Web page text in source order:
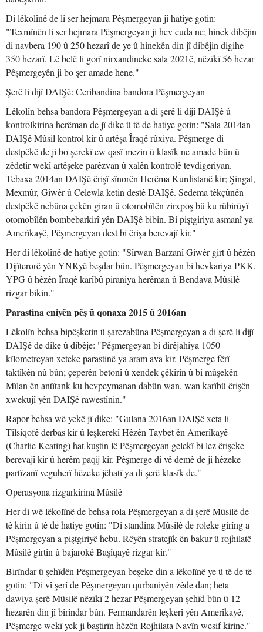
Di lêkolînê de li ser hejmara Pêşmergeyan jî hatiye gotin:
"Texmînên li ser hejmara Pêşmergeyan ji hev cuda ne; hinek dibêjin
di navbera 190 û 250 hezarî de ye û hinekên din jî dibêjin digihe
350 hezarî. Lê belê li gorî nirxandineke sala 2021ê, nêzîkî 56 hezar
Pêşmergeyên ji bo şer amade hene."
Şerê li dijî DAIŞê: Ceribandina bandora Pêşmergeyan
Lêkolîn behsa bandora Pêşmergeyan a di şerê li dijî DAIŞê û
kontrolkirina herêman de jî dike û tê de hatiye gotin: "Sala 2014an
DAIŞê Mûsil kontrol kir û artêşa Îraqê rûxiya. Pêşmerge di
destpêkê de ji bo şerekî ew qasî mezin û klasîk ne amade bûn û
zêdetir wekî artêşeke parêzvan û xalên kontrolê tevdigeriyan.
Tebaxa 2014an DAIŞê êrişî sînorên Herêma Kurdistanê kir; Şingal,
Mexmûr, Giwêr û Celewla ketin destê DAIŞê. Sedema têkçûnên
destpêkê nebûna çekên giran û otomobîlên zirxpoş bû ku rûbirûyî
otomobîlên bombebarkirî yên DAIŞê bibin. Bi piştgiriya asmanî ya
Amerîkayê, Pêşmergeyan dest bi êrişa berevajî kir."
Her di lêkolînê de hatiye gotin: "Sîrwan Barzanî Giwêr girt û hêzên
Dijîterorê yên YNKyê beşdar bûn. Pêşmergeyan bi hevkariya PKK,
YPG û hêzên Îraqê karîbû piraniya herêman û Bendava Mûsilê
rizgar bikin."
Parastina eniyên pêş û qonaxa 2015 û 2016an
Lêkolîn behsa bipêşketin û şarezabûna Pêşmergeyan a di şerê li dijî
DAIŞê de dike û dibêje: "Pêşmergeyan bi dirêjahiya 1050
kîlometreyan xeteke parastinê ya aram ava kir. Pêşmerge fêrî
taktîkên nû bûn; çeperên betonî û xendek çêkirin û bi mûşekên
Mîlan ên antîtank ku hevpeymanan dabûn wan, wan karîbû êrişên
xwekujî yên DAIŞê rawestînin."
Rapor behsa wê yekê jî dike: "Gulana 2016an DAIŞê xeta li
Tilsiqofê derbas kir û leşkerekî Hêzên Taybet ên Amerîkayê
(Charlie Keating) hat kuştin lê Pêşmergeyan gelekî bi lez êrişeke
berevajî kir û herêm paqij kir. Pêşmerge di vê demê de ji hêzeke
partîzanî veguherî hêzeke jêhatî ya di şerê klasîk de."
Operasyona rizgarkirina Mûsilê
Her di wê lêkolînê de behsa rola Pêşmergeyan a di şerê Mûsilê de
tê kirin û tê de hatiye gotin: "Di standina Mûsilê de roleke girîng a
Pêşmergeyan a piştgiriyê hebu. Rêyên stratejîk ên bakur û rojhilatê
Mûsilê girtin û bajarokê Başîqayê rizgar kir."
Birîndar û şehîdên Pêşmergeyan beşeke din a lêkolînê ye û tê de tê
gotin: "Di vî şerî de Pêşmergeyan qurbaniyên zêde dan; heta
dawiya şerê Mûsilê nêzîkî 2 hezar Pêşmergeyan şehîd bûn û 12
hezarên din jî birîndar bûn. Fermandarên leşkerî yên Amerîkayê,
Pêşmerge wekî yek ji baştirîn hêzên Rojhilata Navîn wesif kirine."